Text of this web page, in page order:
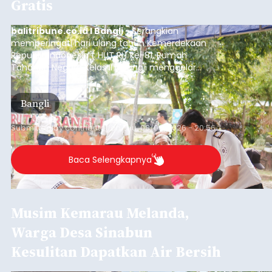
Gratis
balitribune.co.id I Bangli -Serangkian
memperingati hari ulang tahun Kemerdekaan
Republik Indonesia ( HUT RI) ke-81, Rumah
Tahanan Negara Kelas II B Bangli menggelar
kegiatan pemeriksaan kesehatan gratis, Rabu
(6/8/2026).
Bangli
Submitted bycontributor Thu, 08/06/2026 - 20:56
Baca Selengkapnya
Musim Kemarau Melanda,
Warga Desa Sinabun
Kesulitan Dapatkan Air Bersih